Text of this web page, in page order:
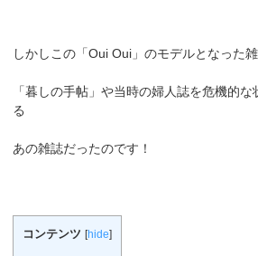
しかしこの「Oui Oui」のモデルとなった雑
「暮しの手帖」や当時の婦人誌を危機的
る
あの雑誌だったのです！
コンテンツ [hide]